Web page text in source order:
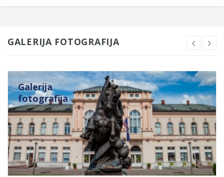
GALERIJA FOTOGRAFIJA
Galerija
fotografija